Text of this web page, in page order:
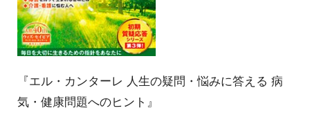
『エル・カンターレ 人生の疑問・悩みに答える 病
気・健康問題へのヒント』